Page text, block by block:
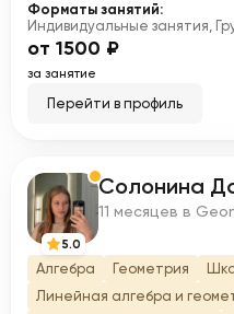
Форматы занятий:
Индивидуальные занятия,
от 1500 ₽
за занятие
Перейти в профиль
С
5.0
Солонина
11 месяцев в
Алгебра Геометрия
Линейная алгебра и